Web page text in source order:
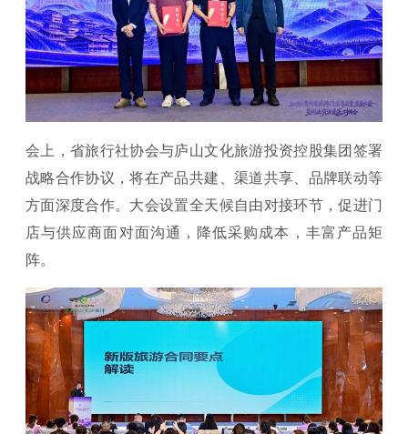
会上，省旅行社协会与庐山文化旅游投资控股集团签署
战略合作协议，将在产品共建、渠道共享、品牌联动等
方面深度合作。大会设置全天候自由对接环节，促进门
店与供应商面对面沟通，降低采购成本，丰富产品矩
阵。